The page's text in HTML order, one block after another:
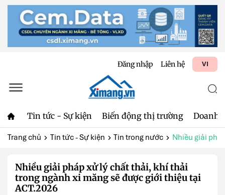
Đăng nhập Liên hệ VI
Tin tức - Sự kiện Biến động thị trường Doanh
Trang chủ Tin tức - Sự kiện Tin trong nước Nhiều giải
Nhiều giải pháp xử lý chất thải, khí thải
trong ngành xi măng sẽ được giới thiệu tại
ACT.2026